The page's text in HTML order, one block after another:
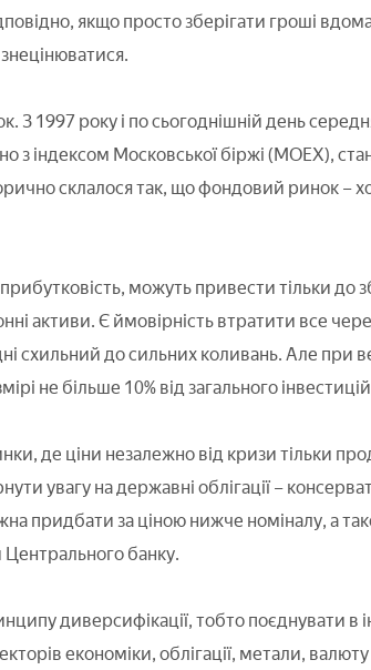
якщо просто зберігати гроші
року і по сьогоднішній день середня
з індексом Московської біржі (MOEX),
склалося так, що фондовий ринок –
можуть привести тільки до
активи. Є ймовірність втратити все
схильний до сильних коливань. Але при
не більше 10% від загального
де ціни незалежно від кризи тільки
увагу на державні облігації –
придбати за ціною нижче номіналу, а
Центрального банку.
диверсифікації, тобто поєднувати в
економіки, облігації, метали, валюту